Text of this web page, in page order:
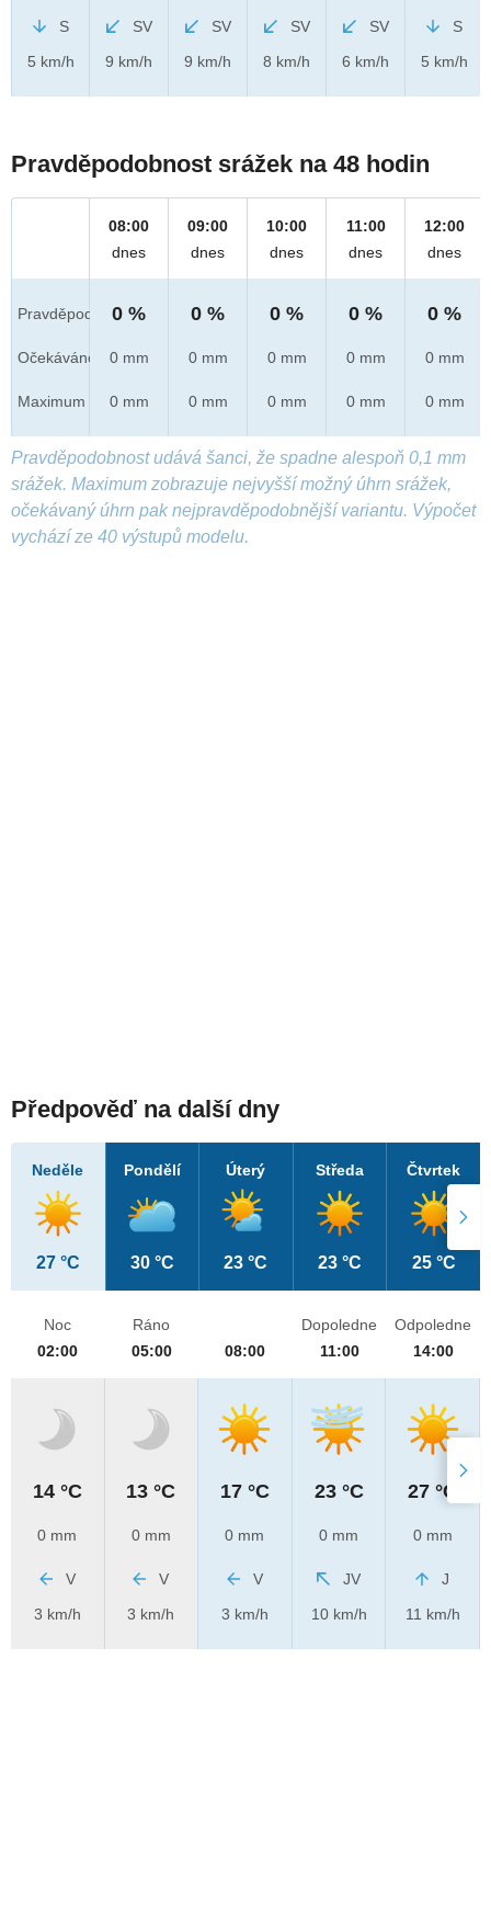
S
5 km/h
SV
9 km/h
SV
9 km/h
SV
8 km/h
SV
6 km/h
S
5 km/h
Pravděpodobnost srážek na 48 hodin
Pravděpod.
Očekáváno
Maximum
08:00
dnes
0 %
0 mm
0 mm
09:00
dnes
0 %
0 mm
0 mm
10:00
dnes
0 %
0 mm
0 mm
11:00
dnes
0 %
0 mm
0 mm
12:00
dnes
0 %
0 mm
0 mm
Pravděpodobnost udává šanci, že spadne alespoň 0,1 mm
srážek. Maximum zobrazuje nejvyšší možný úhrn srážek,
očekávaný úhrn pak nejpravděpodobnější variantu. Výpočet
vychází ze 40 výstupů modelu.
Předpověď na další dny
Neděle
27 °C
Pondělí
30 °C
Úterý
23 °C
Středa
23 °C
Čtvrtek
25 °C
Noc
02:00
14 °C
0 mm
V
3 km/h
Ráno
05:00
13 °C
0 mm
V
3 km/h
08:00
17 °C
0 mm
V
3 km/h
Dopoledne
11:00
23 °C
0 mm
JV
10 km/h
Odpoledne
14:00
27 °C
0 mm
J
11 km/h